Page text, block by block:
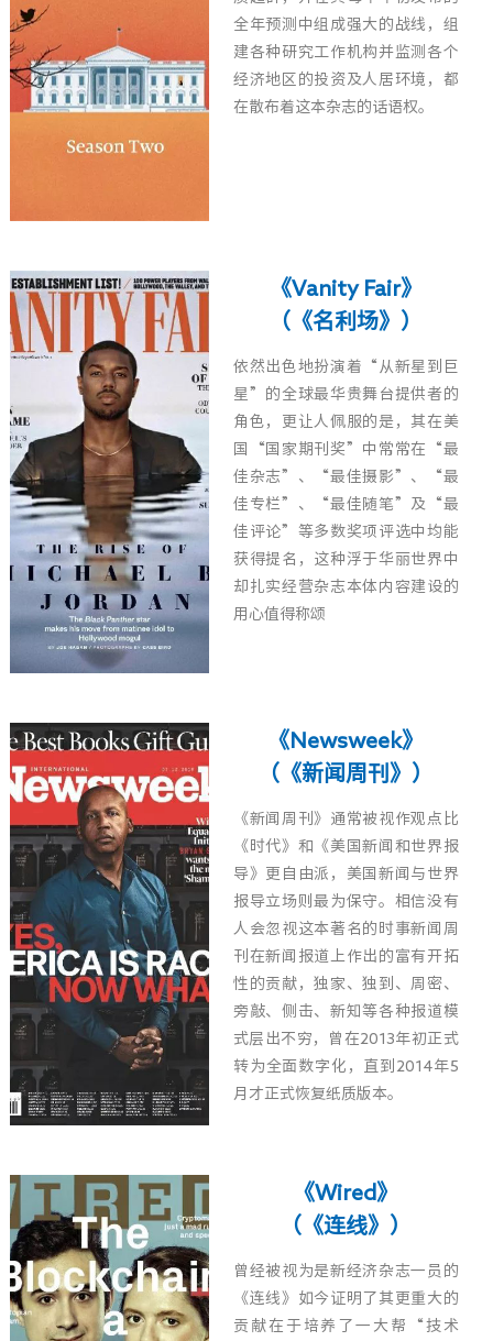
全年预测中组成强大的战线，组
建各种研究工作机构并监测各个
经济地区的投资及人居环境，都
在散布着这本杂志的话语权。
《Vanity Fair》
（《名利场》）
依然出色地扮演着“从新星到巨
星”的全球最华贵舞台提供者的
角色，更让人佩服的是，其在美
国“国家期刊奖”中常常在“最
佳杂志”、“最佳摄影”、“最
佳专栏”、“最佳随笔”及“最
佳评论”等多数奖项评选中均能
获得提名，这种浮于华丽世界中
却扎实经营杂志本体内容建设的
用心值得称颂
《Newsweek》
（《新闻周刊》）
《新闻周刊》通常被视作观点比
《时代》和《美国新闻和世界报
导》更自由派，美国新闻与世界
报导立场则最为保守。相信没有
人会忽视这本著名的时事新闻周
刊在新闻报道上作出的富有开拓
性的贡献，独家、独到、周密、
旁敲、侧击、新知等各种报道模
式层出不穷，曾在2013年初正式
转为全面数字化，直到2014年5
月才正式恢复纸质版本。
《Wired》
（《连线》）
曾经被视为是新经济杂志一员的
《连线》如今证明了其更重大的
贡献在于培养了一大帮“技术